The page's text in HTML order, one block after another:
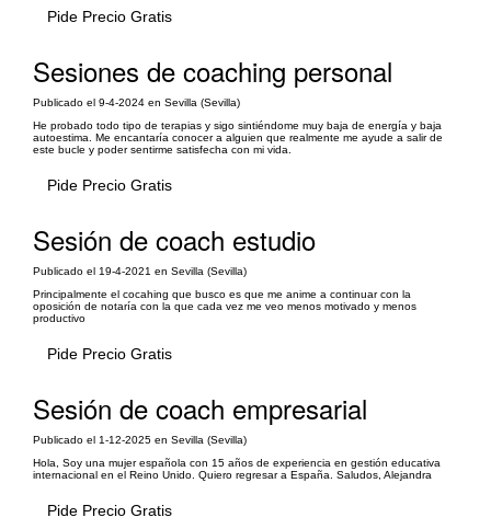
Pide Precio Gratis
Sesiones de coaching personal
Publicado el 9-4-2024 en Sevilla (Sevilla)
He probado todo tipo de terapias y sigo sintiéndome muy baja de energía y baja
autoestima. Me encantaría conocer a alguien que realmente me ayude a salir de
este bucle y poder sentirme satisfecha con mi vida.
Pide Precio Gratis
Sesión de coach estudio
Publicado el 19-4-2021 en Sevilla (Sevilla)
Principalmente el cocahing que busco es que me anime a continuar con la
oposición de notaría con la que cada vez me veo menos motivado y menos
productivo
Pide Precio Gratis
Sesión de coach empresarial
Publicado el 1-12-2025 en Sevilla (Sevilla)
Hola, Soy una mujer española con 15 años de experiencia en gestión educativa
internacional en el Reino Unido. Quiero regresar a España. Saludos, Alejandra
Pide Precio Gratis